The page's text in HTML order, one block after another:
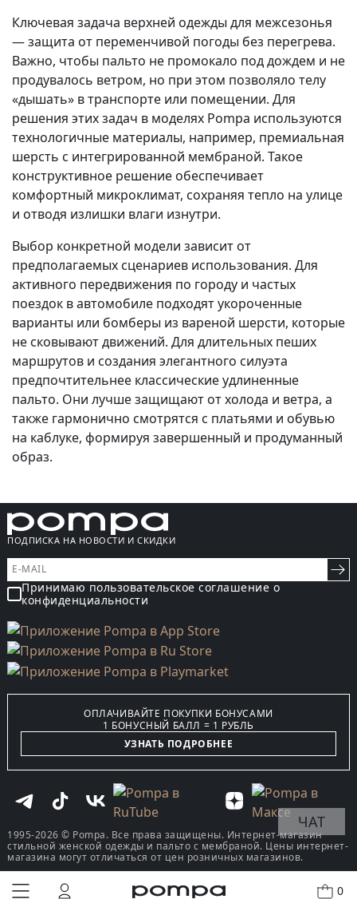
0
Ключевая задача верхней одежды для межсезонья
— защита от переменчивой погоды без перегрева.
Важно, чтобы пальто не промокало под дождем и не
продувалось ветром, но при этом позволяло телу
«дышать» в транспорте или помещении. Для
решения этих задач в моделях Pompa используются
технологичные материалы, например, премиальная
шерсть с интегрированной мембраной. Такое
конструктивное решение обеспечивает
комфортный микроклимат, сохраняя тепло на улице
и отводя излишки влаги изнутри.
Выбор конкретной модели зависит от
предполагаемых сценариев использования. Для
активного передвижения по городу и частых
поездок в автомобиле подходят укороченные
варианты или бомберы из вареной шерсти, которые
не сковывают движений. Для длительных пеших
маршрутов и создания элегантного силуэта
предпочтительнее классические удлиненные
пальто. Они лучше защищают от холода и ветра, а
также гармонично смотрятся с платьями и обувью
на каблуке, формируя завершенный и продуманный
образ.
ПОДПИСКА НА НОВОСТИ И СКИДКИ
Принимаю пользовательское соглашение о
конфиденциальности
ОПЛАЧИВАЙТЕ ПОКУПКИ БОНУСАМИ
1 БОНУСНЫЙ БАЛЛ = 1 РУБЛЬ
УЗНАТЬ ПОДРОБНЕЕ
1995-2026 © Pompa. Все права защищены. Интернет-магазин
стильной женской одежды и пальто с мембраной. Цены интернет-
магазина могут отличаться от цен розничных магазинов.
ЧАТ